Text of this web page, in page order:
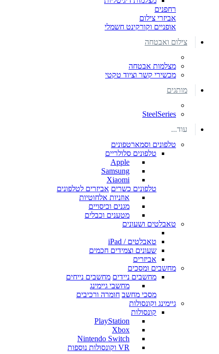
רחפנים
אביזרי צילום
אופניים וקורקינט חשמלי
צילום ואבטחה
מצלמות אבטחה
מכשירי קשר וציוד טקטי
מותגים
SteelSeries
עוד...
טלפונים וסמארטפונים
טלפונים סלולריים
Apple
Samsung
Xiaomi
טלפונים כשרים אביזרים לטלפונים
אוזניות אלחוטיות
מגנים וכיסויים
מטענים וכבלים
טאבלטים ושעונים
טאבלטים / iPad
שעונים וצמידים חכמים
אביזרים
מחשבים ומסכים
מחשבים ניידים מחשבים נייחים
מחשבי גיימינג
מסכי מחשב חומרה ורכיבים
גיימינג וקונסולות
קונסולות
PlayStation
Xbox
Nintendo Switch
VR וקונסולות נוספות